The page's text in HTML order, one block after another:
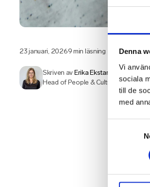
Denna
Vi
sociala
till de
med
23 januari, 20269 min läsning
Skriven avErika Ekstam
Head of People & Culture på OneLab